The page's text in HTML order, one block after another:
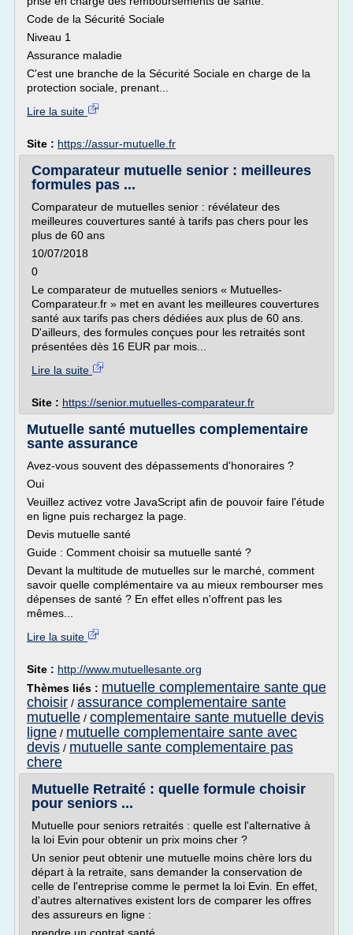
Code de la Sécurité Sociale
Niveau 1
Assurance maladie
C'est une branche de la Sécurité Sociale en charge de la
protection sociale, prenant...
Lire la suite
Site : https://assur-mutuelle.fr
Comparateur mutuelle senior : meilleures
formules pas ...
Comparateur de mutuelles senior : révélateur des
meilleures couvertures santé à tarifs pas chers pour les
plus de 60 ans
10/07/2018
0
Le comparateur de mutuelles seniors « Mutuelles-
Comparateur.fr » met en avant les meilleures couvertures
santé aux tarifs pas chers dédiées aux plus de 60 ans.
D'ailleurs, des formules conçues pour les retraités sont
présentées dès 16 EUR par mois...
Lire la suite
Site : https://senior.mutuelles-comparateur.fr
Mutuelle santé mutuelles complementaire
sante assurance
Avez-vous souvent des dépassements d'honoraires ?
Oui
Veuillez activez votre JavaScript afin de pouvoir faire l'étude
en ligne puis rechargez la page.
Devis mutuelle santé
Guide : Comment choisir sa mutuelle santé ?
Devant la multitude de mutuelles sur le marché, comment
savoir quelle complémentaire va au mieux rembourser mes
dépenses de santé ? En effet elles n'offrent pas les
mêmes...
Lire la suite
Site : http://www.mutuellesante.org
Thèmes liés : mutuelle complementaire sante que
choisir / assurance complementaire sante
mutuelle / complementaire sante mutuelle devis
ligne / mutuelle complementaire sante avec
devis / mutuelle sante complementaire pas
chere
Mutuelle Retraité : quelle formule choisir
pour seniors ...
Mutuelle pour seniors retraités : quelle est l'alternative à
la loi Evin pour obtenir un prix moins cher ?
Un senior peut obtenir une mutuelle moins chère lors du
départ à la retraite, sans demander la conservation de
celle de l'entreprise comme le permet la loi Evin. En effet,
d'autres alternatives existent lors de comparer les offres
des assureurs en ligne :